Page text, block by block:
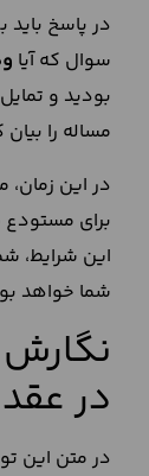
در پاسخ
سوال که آیا
بودید و
مساله را
در این
برای مستودع
این شرایط،
شما خواهد
در
در متن این